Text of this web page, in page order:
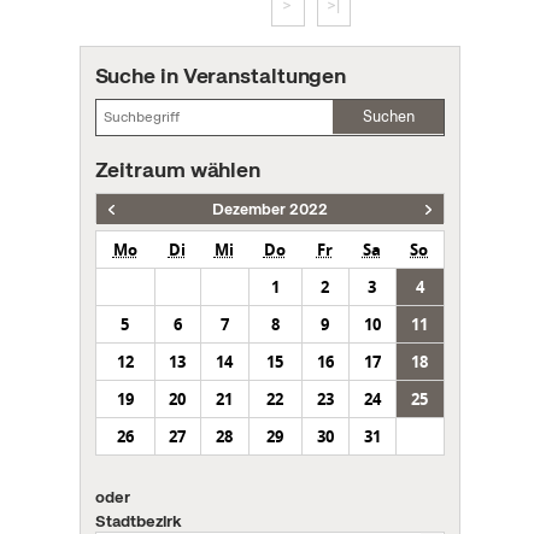
> >|
Suche in Veranstaltungen
Suchen
Zeitraum wählen
Dezember 2022
Mo Di Mi Do Fr Sa
So
1
2 3
4
5
6 7 8 9 10
11
12
13 14 15 16 17
18
19
20 21 22 23 24
25
26
27 28 29 30 31
oder
Stadtbezirk